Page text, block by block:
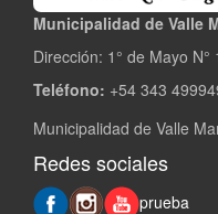
Municipalidad de Valle
Dirección: 1° de Mayo
Teléfono: +54 343
Municipalidad de Valle
Redes sociales
prueba